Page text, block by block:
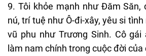
Tôi khỏe mạnh như Đăm Săn,
nú, trí tuệ như Ô-đi-xây, yêu si
vũ phu như Trương Sinh. Cô
làm nam chính trong cuộc đời của